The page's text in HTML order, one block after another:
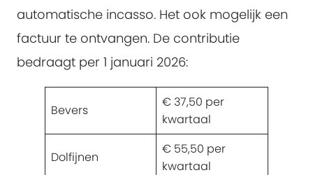
automatische incasso. Het ook mogelijk een
factuur te ontvangen. De contributie
bedraagt per 1 januari 2026:
Bevers
€ 37,50 per
kwartaal
Dolfijnen
€ 55,50 per
kwartaal